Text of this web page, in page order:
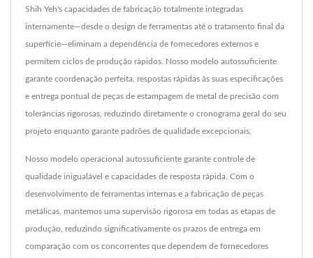
Shih Yeh's capacidades de fabricação totalmente integradas
internamente—desde o design de ferramentas até o tratamento final da
superfície—eliminam a dependência de fornecedores externos e
permitem ciclos de produção rápidos. Nosso modelo autossuficiente
garante coordenação perfeita, respostas rápidas às suas especificações
e entrega pontual de peças de estampagem de metal de precisão com
tolerâncias rigorosas, reduzindo diretamente o cronograma geral do seu
projeto enquanto garante padrões de qualidade excepcionais.
Nosso modelo operacional autossuficiente garante controle de
qualidade inigualável e capacidades de resposta rápida. Com o
desenvolvimento de ferramentas internas e a fabricação de peças
metálicas, mantemos uma supervisão rigorosa em todas as etapas de
produção, reduzindo significativamente os prazos de entrega em
comparação com os concorrentes que dependem de fornecedores